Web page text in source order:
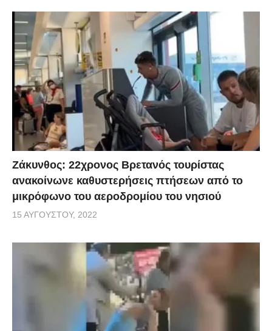
Ζάκυνθος: 22χρονος Βρετανός τουρίστας
ανακοίνωνε καθυστερήσεις πτήσεων από το
μικρόφωνο του αεροδρομίου του νησιού
15 ΑΥΓΟΎΣΤΟΥ, 2022